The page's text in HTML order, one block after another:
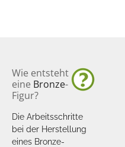
Wie entsteht
eine Bronze-
Figur?
Die Arbeitsschritte
bei der Herstellung
eines Bronze-